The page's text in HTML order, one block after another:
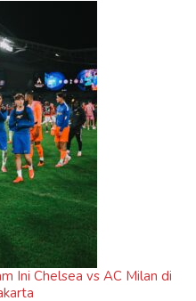
Ini Chelsea vs AC Milan di